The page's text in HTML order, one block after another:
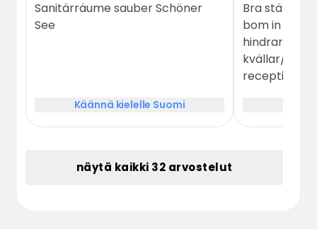
Sanitärräume sauber Schöner
See
Käännä kielelle Suomi
Bra ställe.
bom in till
hindrar
kvällar/
receptionen med
behövts
näytä kaikki 32 arvostelut